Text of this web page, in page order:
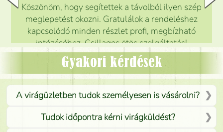
Köszönöm, hogy segítettek a távolból ilyen szép
meglepetést okozni. Gratulálok a rendeléshez
kapcsolódó minden részlet profi, megbízható
intézéséhez. Csillagos ötös szolgáltatás!
Mónika
Gyakori kérdések
A virágüzletben tudok személyesen is vásárolni?
Tudok időpontra kérni virágküldést?